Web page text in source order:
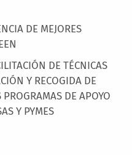
DE MEJORES
DE TÉCNICAS
Y RECOGIDA DE
DE APOYO
Y PYMES